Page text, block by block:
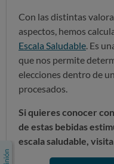
Con las distintas
aspectos, hemos
Escala Saludable. Es
que nos permite
elecciones dentro de
procesados.
Si quieres conocer
de estas bebidas
escala saludable,